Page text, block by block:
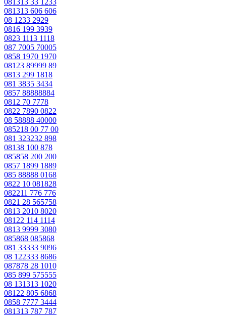
081313 606 606
08 1233 2929
0816 199 3939
0823 1113 1118
087 7005 70005
0858 1970 1970
08123 89999 89
0813 299 1818
081 3835 3434
0857 88888884
0812 70 7778
0822 7890 0822
08 58888 40000
085218 00 77 00
081 323232 898
08138 100 878
085858 200 200
0857 1899 1889
085 88888 0168
0822 10 081828
082211 776 776
0821 28 565758
0813 2010 8020
08122 114 1114
0813 9999 3080
085868 085868
081 33333 9096
08 122333 8686
087878 28 1010
085 899 575555
08 131313 1020
08122 805 6868
0858 7777 3444
081313 787 787